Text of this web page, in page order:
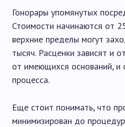
Гонорары упомянутых
Стоимости начинаются от
верхние пределы могут
тысяч. Расценки зависят и
от имеющихся оснований, и
процесса.
Еще стоит понимать, что
минимизирован до